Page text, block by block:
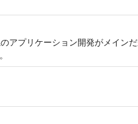
アプリケーション開発がメイン